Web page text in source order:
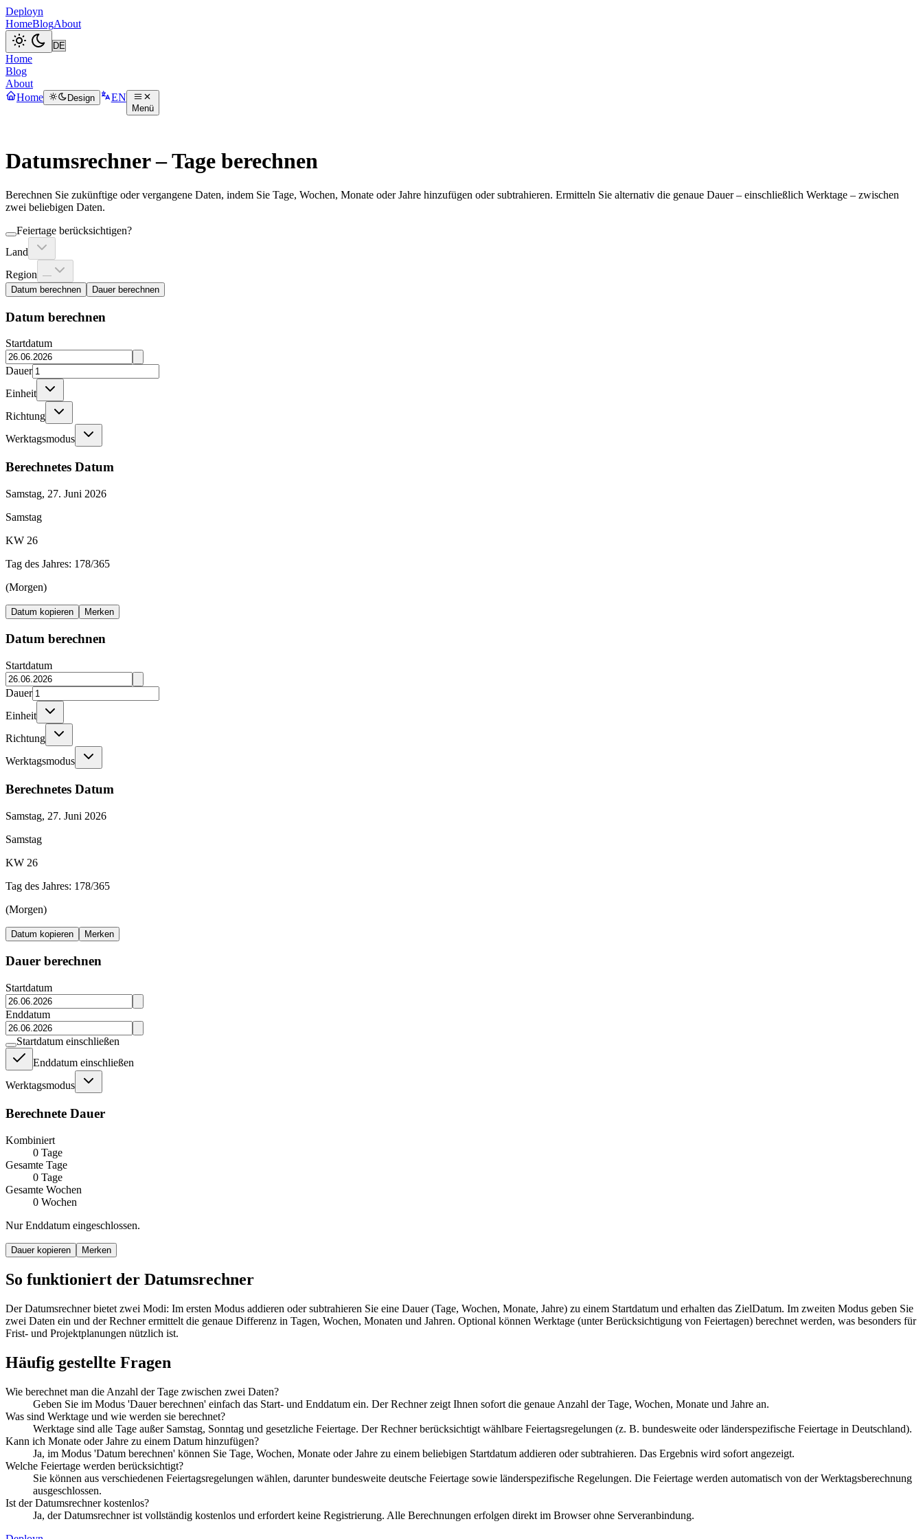
Deployn
HomeBlogAbout
Home
Blog
About
Home
Design EN
Menü
Datumsrechner – Tage berechnen
Berechnen Sie zukünftige oder vergangene Daten, indem Sie Tage, Wochen, Monate oder Jahre hinzufügen oder subtrahieren. Ermitteln Sie alternativ die genaue Dauer – einschließlich Werktage – zwischen
zwei beliebigen Daten.
Feiertage berücksichtigen?
Land
Region —
Datum berechnen
Dauer berechnen
Datum berechnen
Startdatum
Dauer
Einheit
Richtung
Werktagsmodus
Berechnetes Datum
Samstag, 27. Juni 2026
Samstag
KW 26
Tag des Jahres: 178/365
(Morgen)
Datum kopieren Merken
Datum berechnen
Startdatum
Dauer
Einheit
Richtung
Werktagsmodus
Berechnetes Datum
Samstag, 27. Juni 2026
Samstag
KW 26
Tag des Jahres: 178/365
(Morgen)
Datum kopieren Merken
Dauer berechnen
Startdatum
Enddatum
Startdatum einschließen
Enddatum einschließen
Werktagsmodus
Berechnete Dauer
Kombiniert
0 Tage
Gesamte Tage
0 Tage
Gesamte Wochen
0 Wochen
Nur Enddatum eingeschlossen.
Dauer kopieren Merken
So funktioniert der Datumsrechner
Der Datumsrechner bietet zwei Modi: Im ersten Modus addieren oder subtrahieren Sie eine Dauer (Tage, Wochen, Monate, Jahre) zu einem Startdatum und erhalten das ZielDatum. Im zweiten Modus geben Sie
zwei Daten ein und der Rechner ermittelt die genaue Differenz in Tagen, Wochen, Monaten und Jahren. Optional können Werktage (unter Berücksichtigung von Feiertagen) berechnet werden, was besonders für
Frist- und Projektplanungen nützlich ist.
Häufig gestellte Fragen
Wie berechnet man die Anzahl der Tage zwischen zwei Daten?
Geben Sie im Modus 'Dauer berechnen' einfach das Start- und Enddatum ein. Der Rechner zeigt Ihnen sofort die genaue Anzahl der Tage, Wochen, Monate und Jahre an.
Was sind Werktage und wie werden sie berechnet?
Werktage sind alle Tage außer Samstag, Sonntag und gesetzliche Feiertage. Der Rechner berücksichtigt wählbare Feiertagsregelungen (z. B. bundesweite oder länderspezifische Feiertage in Deutschland).
Kann ich Monate oder Jahre zu einem Datum hinzufügen?
Ja, im Modus 'Datum berechnen' können Sie Tage, Wochen, Monate oder Jahre zu einem beliebigen Startdatum addieren oder subtrahieren. Das Ergebnis wird sofort angezeigt.
Welche Feiertage werden berücksichtigt?
Sie können aus verschiedenen Feiertagsregelungen wählen, darunter bundesweite deutsche Feiertage sowie länderspezifische Regelungen. Die Feiertage werden automatisch von der Werktagsberechnung
ausgeschlossen.
Ist der Datumsrechner kostenlos?
Ja, der Datumsrechner ist vollständig kostenlos und erfordert keine Registrierung. Alle Berechnungen erfolgen direkt im Browser ohne Serveranbindung.